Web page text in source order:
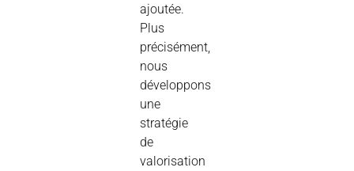
ajoutée.
Plus
précisément,
nous
développons
une
stratégie
de
valorisation